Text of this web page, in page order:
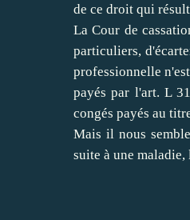
de ce droit qui
La Cour de
particuliers,
professionnelle
payés par l'art. L
congés payés au
Mais il nous
suite à une